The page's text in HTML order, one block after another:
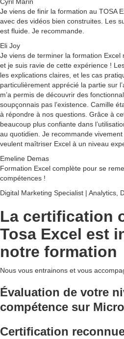
Je viens de finir la formation au TOSA
avec des vidéos bien construites. Les
est fluide. Je recommande.
Eli Joy
Je viens de terminer la formation Excel
et je suis ravie de cette expérience !
les explications claires, et les cas
particulièrement apprécié la partie sur
m’a permis de découvrir des
soupçonnais pas l’existence. Camille
à répondre à nos questions. Grâce à
beaucoup plus confiante dans
au quotidien. Je recommande
veulent maîtriser Excel à un niveau
Emeline Demas
Formation Excel complète pour se
compétences !
Digital Marketing Specialist | Analytics,
La certification
Tosa Excel est
notre formation
Nous vous entrainons et vous
Évaluation de votre
compétence sur
Certification